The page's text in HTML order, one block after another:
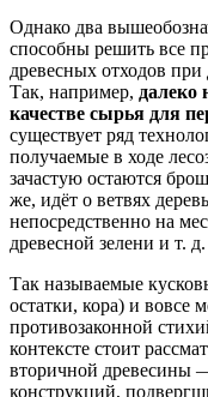
Однако два
способны решить все
древесных отходов
Так, например, далеко
качестве сырья для
существует ряд
получаемые в ходе
зачастую остаются
же, идёт о ветвях
непосредственно на
древесной зелени и т. д.
Так называемые
остатки, кора) и вовсе
противозаконной
контексте стоит
вторичной древесины
конструкций,